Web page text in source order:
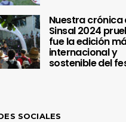
Nuestra crónica
Sinsal 2024
fue la edición
internacional y
sostenible del
SOCIALES